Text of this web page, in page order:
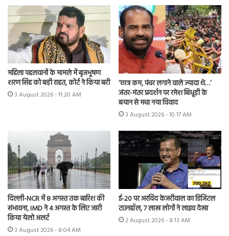
महिला पहलवानों के मामले में बृजभूषण
शरण सिंह को बड़ी राहत, कोर्ट ने किया बरी
3 August 2026 - 11:20 AM
‘छात्र कम, पंचर लगाने वाले ज्यादा थे…’
जंतर-मंतर प्रदर्शन पर रमेश बिधूड़ी के
बयान से मचा नया विवाद
3 August 2026 - 10:17 AM
दिल्ली-NCR में 8 अगस्त तक बारिश की
संभावना, IMD ने 4 अगस्त के लिए जारी
किया येलो अलर्ट
3 August 2026 - 8:04 AM
ई-20 पर अरविंद केजरीवाल का डिजिटल
टाउनहॉल, 7 लाख लोगों ने लाइव देखा
2 August 2026 - 8:13 AM